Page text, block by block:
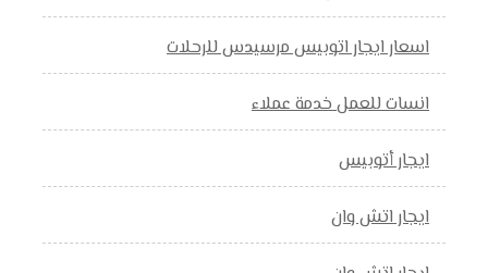
اسعار ايجار اتوبيس مرسيدس للرحلات
انسات للعمل خدمة عملاء
ايجار أتوبيس
ايجار اتش وان